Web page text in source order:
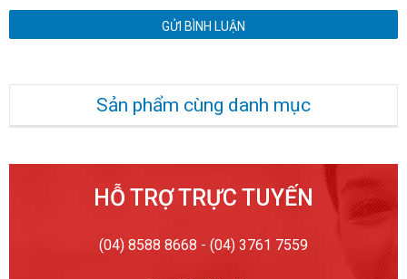
Sản phẩm cùng danh mục
HỖ TRỢ TRỰC TUYẾN
(04) 8588 8668 - (04) 3761 7559